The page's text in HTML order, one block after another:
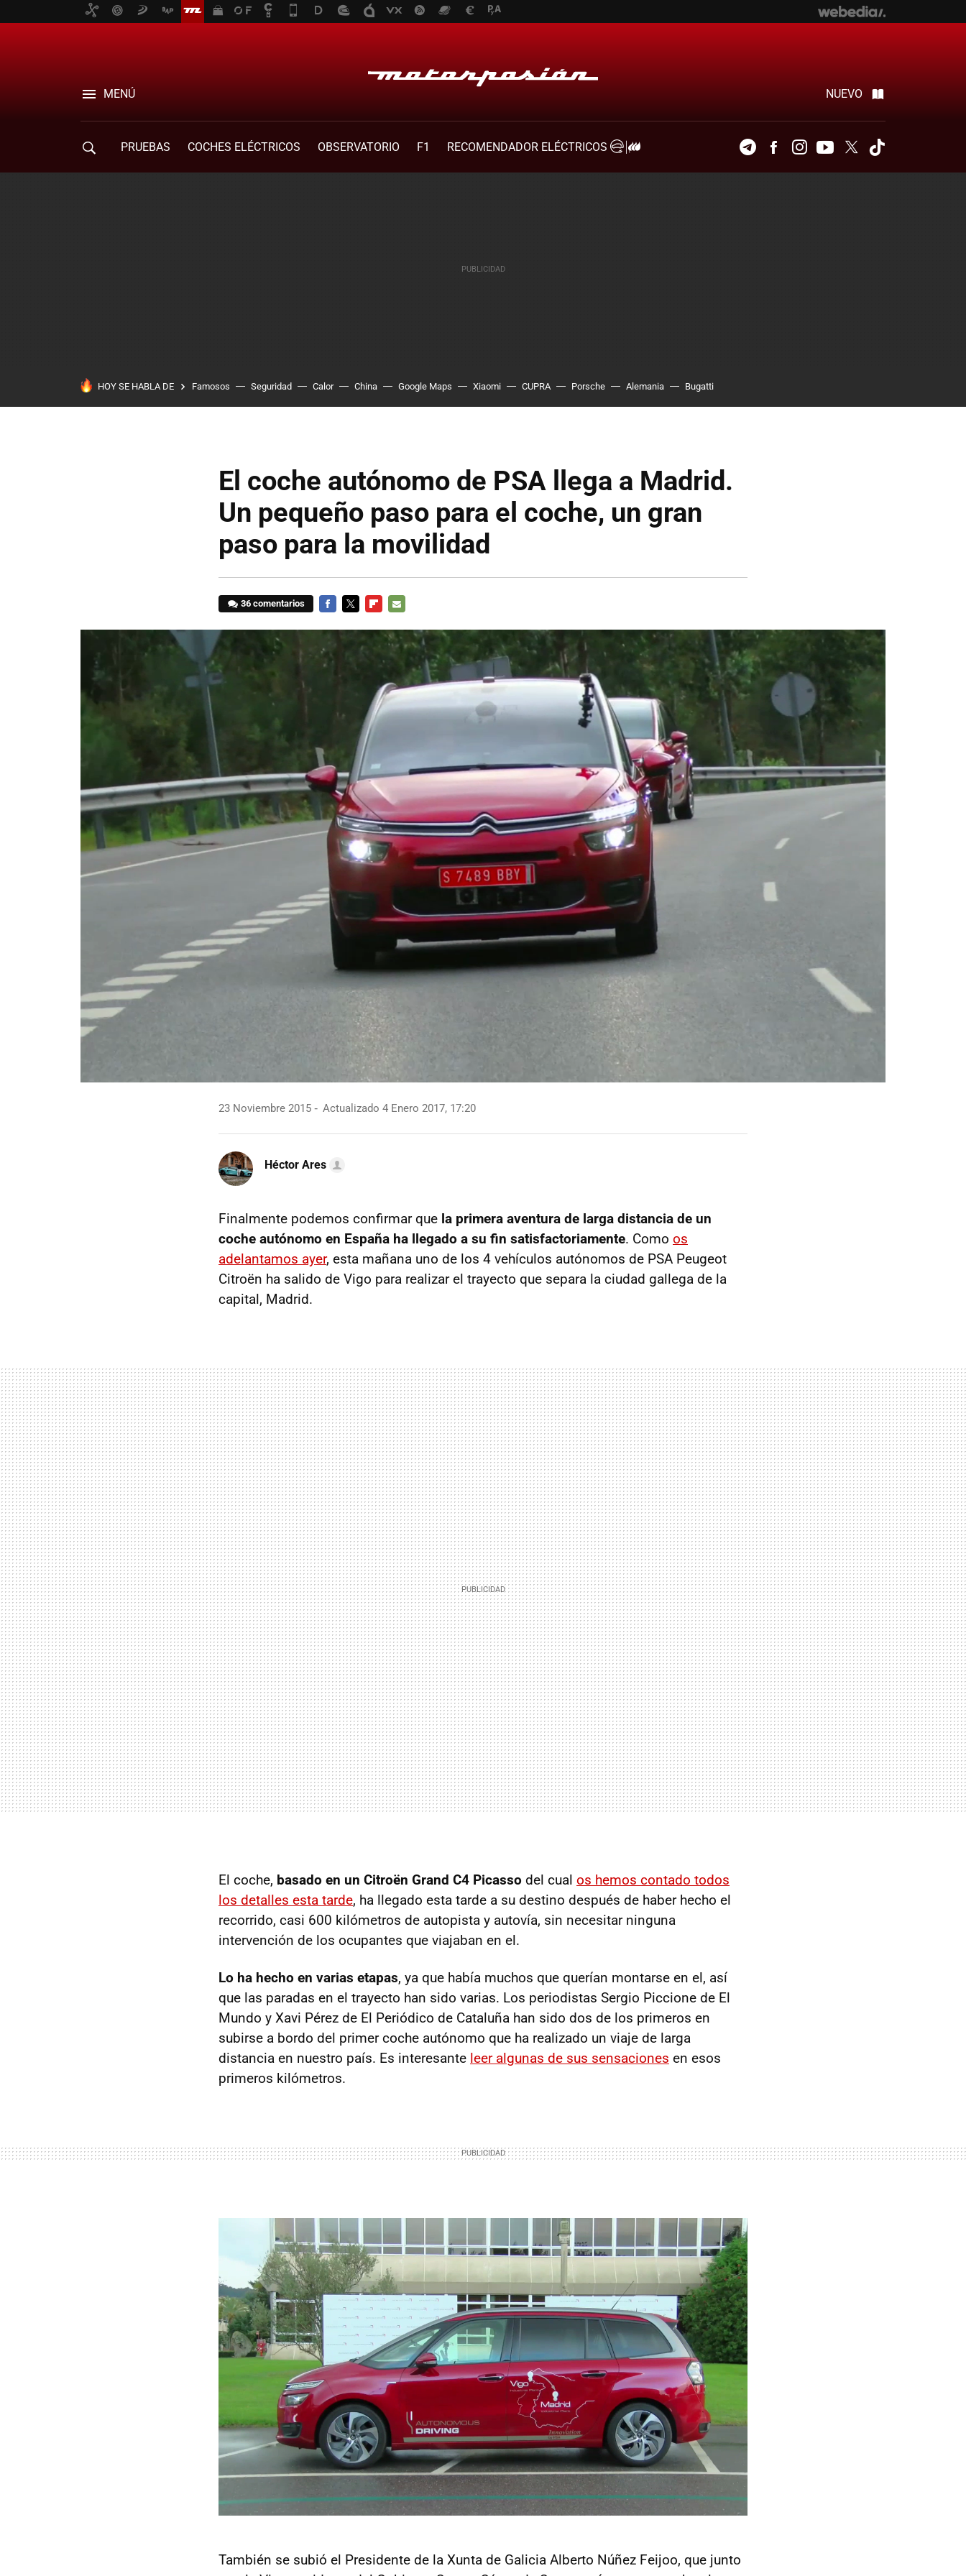
MENÚ NUEVO
PRUEBAS COCHES ELÉCTRICOS OBSERVATORIO F1
RECOMENDADOR ELÉCTRICOS
TelegramFacebookInstagramYoutubeTwitter
HOY SE HABLA DE Famosos Seguridad Calor China Google Maps Xiaomi CUPRA Porsche Alemania Bugatti
El coche autónomo de PSA llega a Madrid.
Un pequeño paso para el coche, un gran
paso para la movilidad
36 comentarios
MAIL
23 Noviembre 2015 Actualizado 4 Enero 2017, 17:20
Héctor Ares
Finalmente podemos confirmar que la primera aventura de larga distancia de un
coche autónomo en España ha llegado a su fin satisfactoriamente. Como os
adelantamos ayer, esta mañana uno de los 4 vehículos autónomos de PSA Peugeot
Citroën ha salido de Vigo para realizar el trayecto que separa la ciudad gallega de la
capital, Madrid.
El coche, basado en un Citroën Grand C4 Picasso del cual os hemos contado todos
los detalles esta tarde, ha llegado esta tarde a su destino después de haber hecho el
recorrido, casi 600 kilómetros de autopista y autovía, sin necesitar ninguna
intervención de los ocupantes que viajaban en el.
Lo ha hecho en varias etapas, ya que había muchos que querían montarse en el, así
que las paradas en el trayecto han sido varias. Los periodistas Sergio Piccione de El
Mundo y Xavi Pérez de El Periódico de Cataluña han sido dos de los primeros en
subirse a bordo del primer coche autónomo que ha realizado un viaje de larga
distancia en nuestro país. Es interesante leer algunas de sus sensaciones en esos
primeros kilómetros.
También se subió el Presidente de la Xunta de Galicia Alberto Núñez Feijoo, que junto